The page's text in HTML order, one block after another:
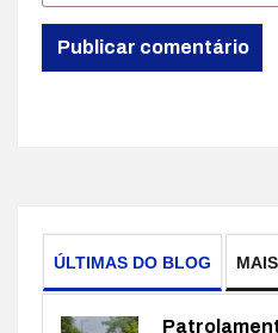
ÚLTIMAS DO BLOG